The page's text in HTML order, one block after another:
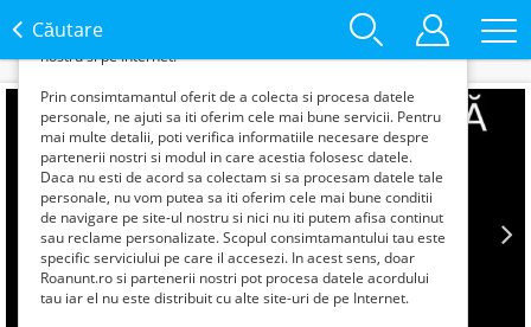
Căutare
functie de interesele si nevoile tale. De asemenea, aceste
date sunt folosite pentru analizarea traffic-ului pe site-ul
nostru si pe Internet.
Prin consimtamantul oferit de a colecta si procesa datele
personale, ne ajuti sa iti oferim cele mai bune servicii. Pentru
mai multe detalii, poti verifica informatiile necesare despre
partenerii nostri si modul in care acestia folosesc datele.
Daca nu esti de acord sa colectam si sa procesam datele tale
personale, nu vom putea sa iti oferim cele mai bune conditii
de navigare pe site-ul nostru si nici nu iti putem afisa continut
sau reclame personalizate. Scopul consimtamantului tau este
specific serviciului pe care il accesezi. In acest sens, doar
Roanunt.ro si partenerii nostri pot procesa datele acordului
tau iar el nu este distribuit cu alte site-uri de pe Internet.